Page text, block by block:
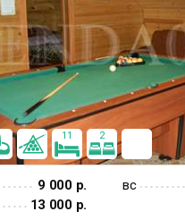
11 2
9 000 р.
13 000 р.
вс